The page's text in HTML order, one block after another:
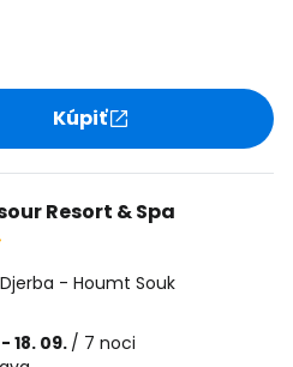
Kúpiť
Resort & Spa
Djerba - Houmt Souk
- 18. 09. / 7 noci